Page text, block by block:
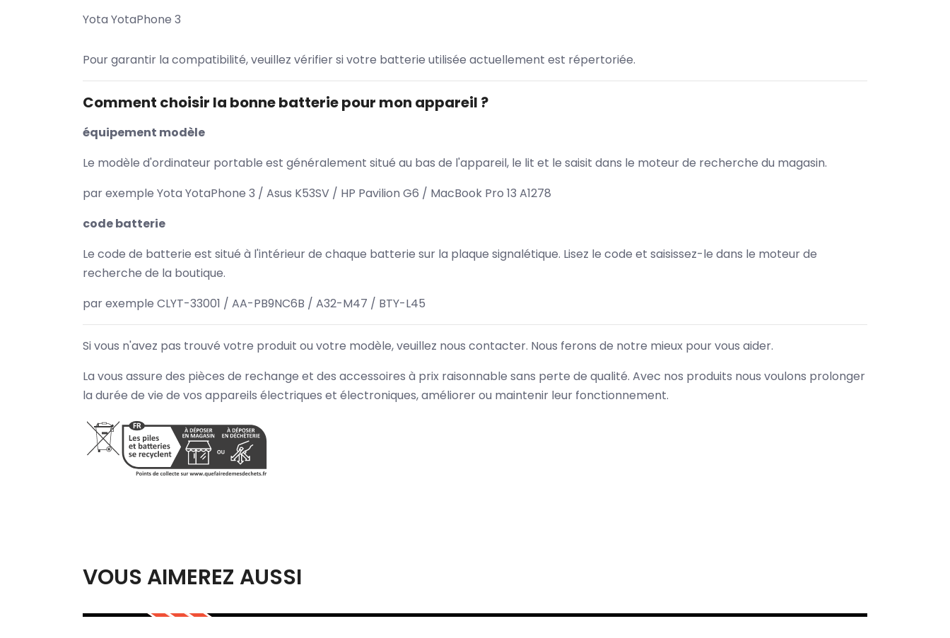
Yota YotaPhone 3
Pour garantir la compatibilité, veuillez vérifier si votre batterie utilisée actuellement est répertoriée.
Comment choisir la bonne batterie pour mon appareil ?
équipement modèle
Le modèle d'ordinateur portable est généralement situé au bas de l'appareil, le lit et le saisit dans le moteur de recherche du magasin.
par exemple Yota YotaPhone 3 / Asus K53SV / HP Pavilion G6 / MacBook Pro 13 A1278
code batterie
Le code de batterie est situé à l'intérieur de chaque batterie sur la plaque signalétique. Lisez le code et saisissez-le dans le moteur de
recherche de la boutique.
par exemple CLYT-33001 / AA-PB9NC6B / A32-M47 / BTY-L45
Si vous n'avez pas trouvé votre produit ou votre modèle, veuillez nous contacter. Nous ferons de notre mieux pour vous aider.
La vous assure des pièces de rechange et des accessoires à prix raisonnable sans perte de qualité. Avec nos produits nous voulons prolonger
la durée de vie de vos appareils électriques et électroniques, améliorer ou maintenir leur fonctionnement.
VOUS AIMEREZ AUSSI